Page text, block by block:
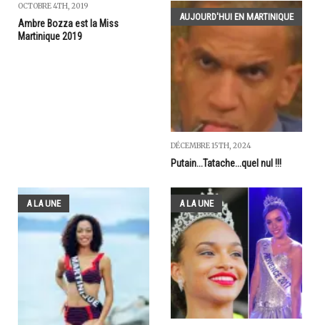
OCTOBRE 4TH, 2019
Ambre Bozza est la Miss
Martinique 2019
AUJOURD'HUI EN MARTINIQUE
DÉCEMBRE 15TH, 2024
Putain...Tatache...quel nul !!!
A LA UNE A LA UNE